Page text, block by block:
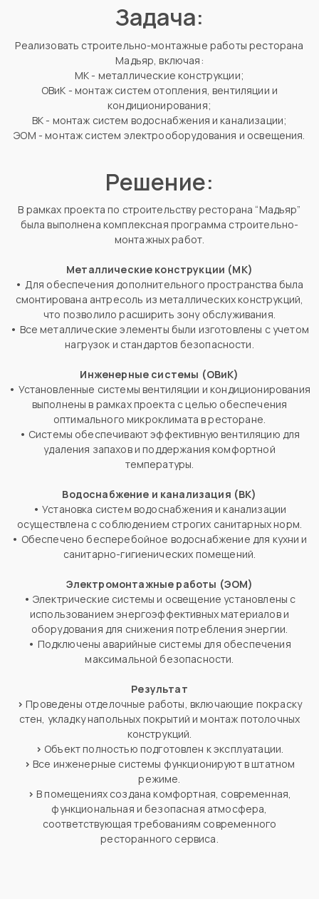
Задача:
Реализовать строительно-монтажные работы ресторана
Мадьяр, включая:
МК - металлические конструкции;
ОВиК - монтаж систем отопления, вентиляции и
кондиционирования;
ВК - монтаж систем водоснабжения и канализации;
ЭОМ - монтаж систем электрооборудования и освещения.
Решение:
В рамках проекта по строительству ресторана “Мадьяр”
была выполнена комплексная программа строительно-
монтажных работ.
Металлические конструкции (МК)
• Для обеспечения дополнительного пространства была
смонтирована антресоль из металлических конструкций,
что позволило расширить зону обслуживания.
• Все металлические элементы были изготовлены с учетом
нагрузок и стандартов безопасности.
Инженерные системы (ОВиК)
• Установленные системы вентиляции и кондиционирования
выполнены в рамках проекта с целью обеспечения
оптимального микроклимата в ресторане.
• Системы обеспечивают эффективную вентиляцию для
удаления запахов и поддержания комфортной
температуры.
Водоснабжение и канализация (ВК)
• Установка систем водоснабжения и канализации
осуществлена с соблюдением строгих санитарных норм.
• Обеспечено бесперебойное водоснабжение для кухни и
санитарно-гигиенических помещений.
Электромонтажные работы (ЭОМ)
• Электрические системы и освещение установлены с
использованием энергоэффективных материалов и
оборудования для снижения потребления энергии.
• Подключены аварийные системы для обеспечения
максимальной безопасности.
Результат
> Проведены отделочные работы, включающие покраску
стен, укладку напольных покрытий и монтаж потолочных
конструкций.
> Объект полностью подготовлен к эксплуатации.
> Все инженерные системы функционируют в штатном
режиме.
> В помещениях создана комфортная, современная,
функциональная и безопасная атмосфера,
соответствующая требованиям современного
ресторанного сервиса.